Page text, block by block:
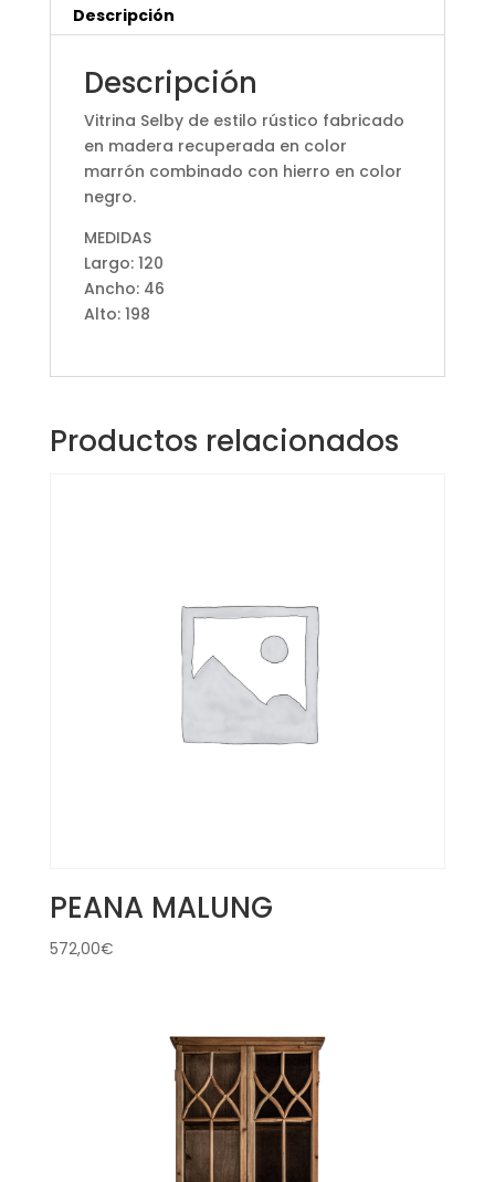
Descripción
Descripción
Vitrina Selby de estilo rústico fabricado
en madera recuperada en color
marrón combinado con hierro en color
negro.
MEDIDAS
Largo: 120
Ancho: 46
Alto: 198
Productos relacionados
PEANA MALUNG
572,00€